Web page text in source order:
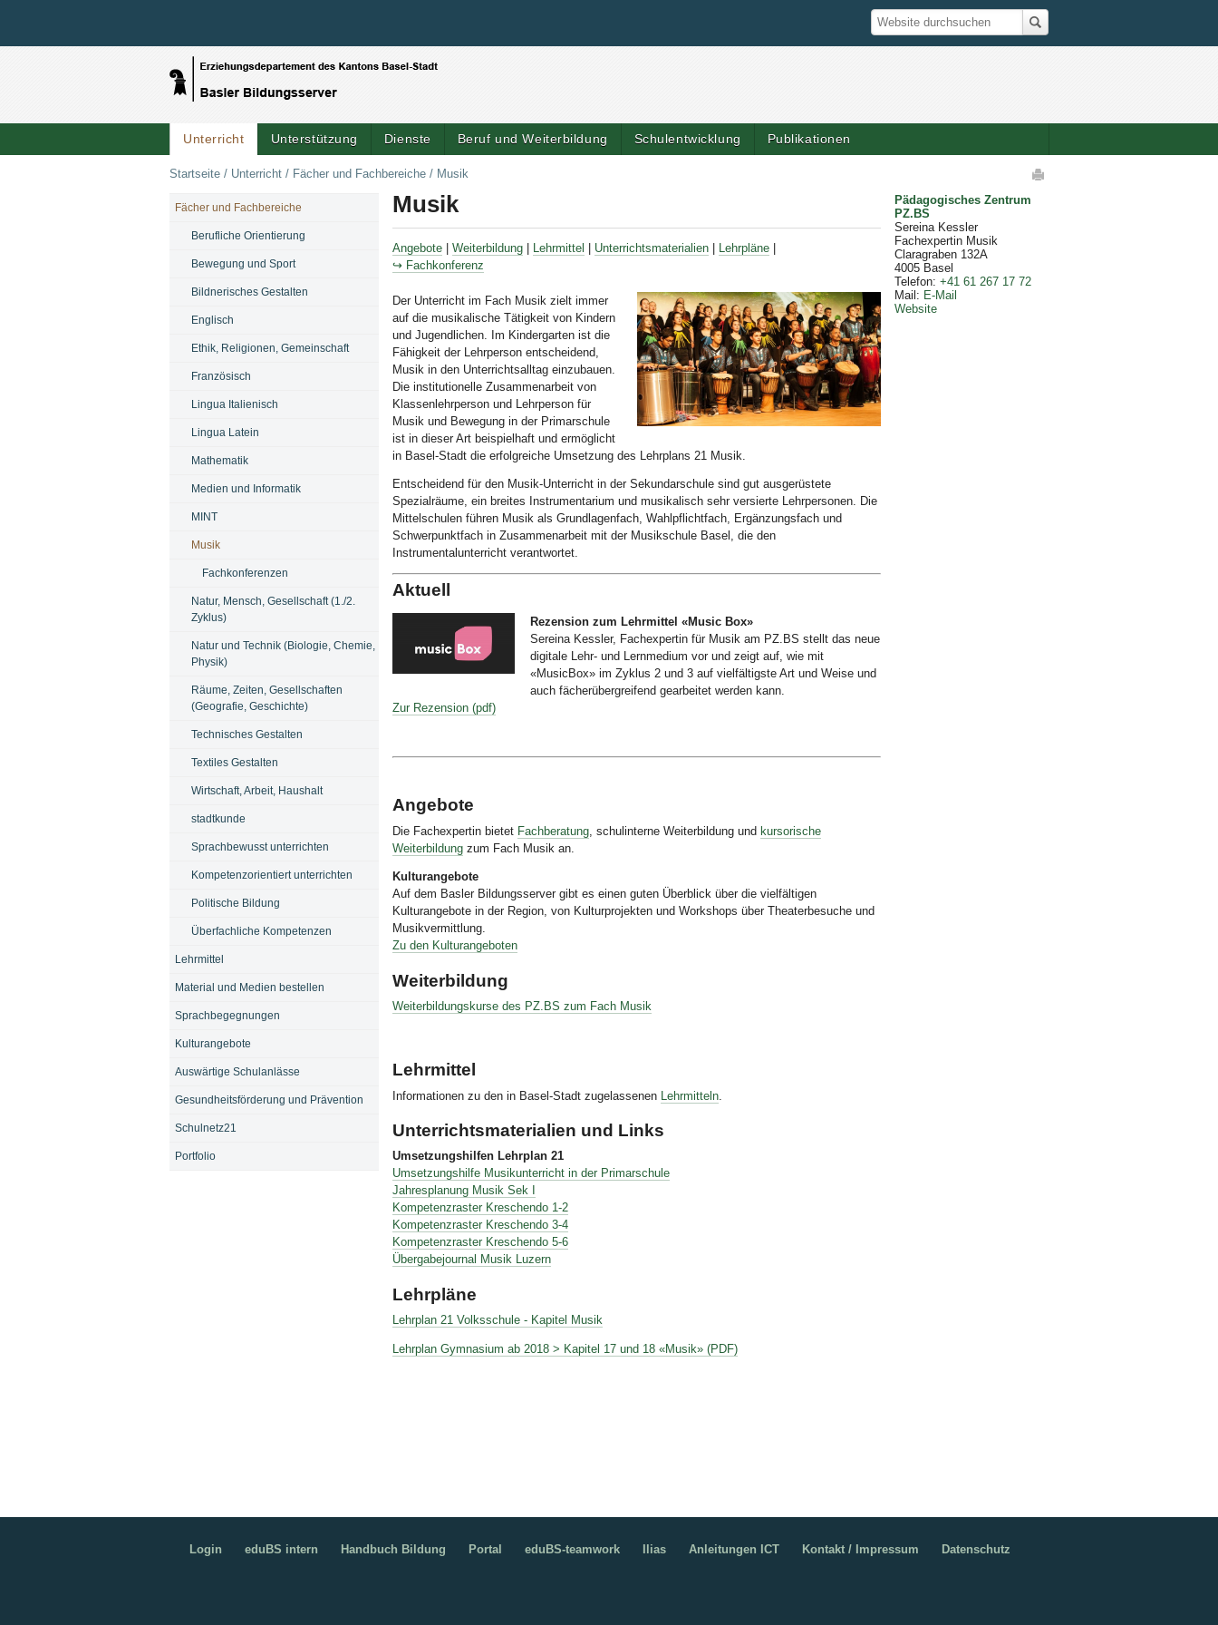
Suche
Website durchsuchen
Unterricht Unterstützung Dienste Beruf und Weiterbildung Schulentwicklung Publikationen
Startseite / Unterricht / Fächer und Fachbereiche / Musik
Musik
Angebote |Weiterbildung Lehrmittel Unterrichtsmaterialien Lehrpläne
↪ Fachkonferenz
Der Unterricht im Fach Musik zielt immer
auf die musikalische Tätigkeit von Kindern
und Jugendlichen. Im Kindergarten ist die
Fähigkeit der Lehrperson entscheidend,
Musik in den Unterrichtsalltag einzubauen.
Die institutionelle Zusammenarbeit von
Klassenlehrperson und Lehrperson für
Musik und Bewegung in der Primarschule
ist in dieser Art beispielhaft und ermöglicht
in Basel-Stadt die erfolgreiche Umsetzung des Lehrplans 21 Musik.
Entscheidend für den Musik-Unterricht in der Sekundarschule sind gut ausgerüstete
Spezialräume, ein breites Instrumentarium und musikalisch sehr versierte Lehrpersonen. Die
Mittelschulen führen Musik als Grundlagenfach, Wahlpflichtfach, Ergänzungsfach und
Schwerpunktfach in Zusammenarbeit mit der Musikschule Basel, die den
Instrumentalunterricht verantwortet.
Aktuell
Rezension zum Lehrmittel «Music Box»
Sereina Kessler, Fachexpertin für Musik am PZ.BS stellt das neue
digitale Lehr- und Lernmedium vor und zeigt auf, wie mit
«MusicBox» im Zyklus 2 und 3 auf vielfältigste Art und Weise und
auch fächerübergreifend gearbeitet werden kann.
Zur Rezension (pdf)
Angebote
Die Fachexpertin bietet Fachberatung , schulinterne Weiterbildung undkursorische
Weiterbildung zum Fach Musik an.
Kulturangebote
Auf dem Basler Bildungsserver gibt es einen guten Überblick über die vielfältigen
Kulturangebote in der Region, von Kulturprojekten und Workshops über Theaterbesuche und
Musikvermittlung.
Zu den Kulturangeboten
Weiterbildung
Weiterbildungskurse des PZ.BS zum Fach Musik
Lehrmittel
Informationen zu den in Basel-Stadt zugelassenen Lehrmitteln
Unterrichtsmaterialien und Links
Umsetzungshilfen Lehrplan 21
Umsetzungshilfe Musikunterricht in der Primarschule
Jahresplanung Musik Sek I
Kompetenzraster Kreschendo 1-2
Kompetenzraster Kreschendo 3-4
Kompetenzraster Kreschendo 5-6
Übergabejournal Musik Luzern
Lehrpläne
Lehrplan 21 Volksschule - Kapitel Musik
Lehrplan Gymnasium ab 2018 > Kapitel 17 und 18 «Musik» (PDF)
NAVIGATION
Fächer und Fachbereiche
Berufliche Orientierung
Bewegung und Sport
Bildnerisches Gestalten
Englisch
Ethik, Religionen, Gemeinschaft
Französisch
Lingua Italienisch
Lingua Latein
Mathematik
Medien und Informatik
MINT
Musik
Fachkonferenzen
Natur, Mensch, Gesellschaft (1./2.
Zyklus)
Natur und Technik (Biologie, Chemie,
Physik)
Räume, Zeiten, Gesellschaften
(Geografie, Geschichte)
Technisches Gestalten
Textiles Gestalten
Wirtschaft, Arbeit, Haushalt
stadtkunde
Sprachbewusst unterrichten
Kompetenzorientiert unterrichten
Politische Bildung
Überfachliche Kompetenzen
Lehrmittel
Material und Medien bestellen
Sprachbegegnungen
Kulturangebote
Auswärtige Schulanlässe
Gesundheitsförderung und Prävention
Schulnetz21
Portfolio
Pädagogisches Zentrum
PZ.BS
Sereina Kessler
Fachexpertin Musik
Claragraben 132A
4005 Basel
Telefon:+41 61 267 17 72
Mail : E-Mail
Website
Login eduBS intern Handbuch Bildung Portal eduBS-teamwork Ilias Anleitungen ICT Kontakt / Impressum Datenschutz